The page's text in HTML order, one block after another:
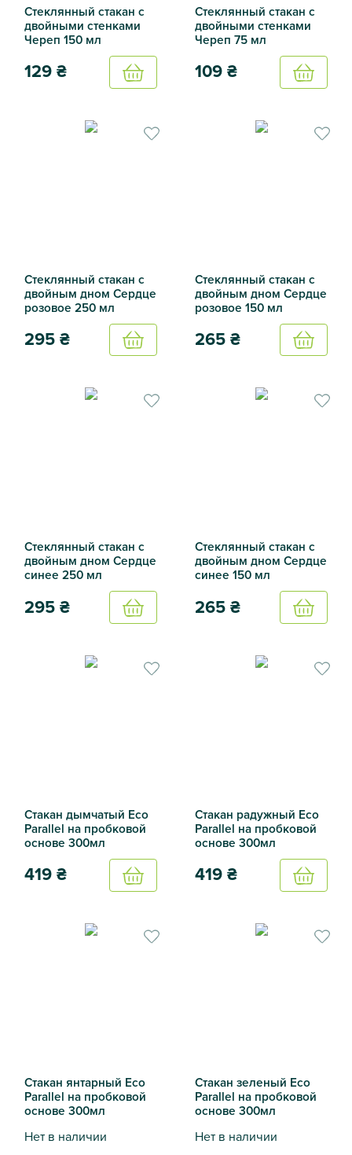
Стеклянный стакан с
двойными стенками
Череп 150 мл
129₴
Купить
Стеклянный стакан с
двойными стенками
Череп 75 мл
109₴
Купить
Стеклянный стакан с
двойным дном Сердце
розовое 250 мл
295₴
Купить
Стеклянный стакан с
двойным дном Сердце
розовое 150 мл
265₴
Купить
Стеклянный стакан с
двойным дном Сердце
синее 250 мл
295₴
Купить
Стеклянный стакан с
двойным дном Сердце
синее 150 мл
265₴
Купить
Стакан дымчатый Eco
Parallel на пробковой
основе 300мл
419₴
Купить
Стакан радужный Eco
Parallel на пробковой
основе 300мл
419₴
Купить
Стакан янтарный Eco
Parallel на пробковой
основе 300мл
Нет в наличии
Стакан зеленый Eco
Parallel на пробковой
основе 300мл
Нет в наличии